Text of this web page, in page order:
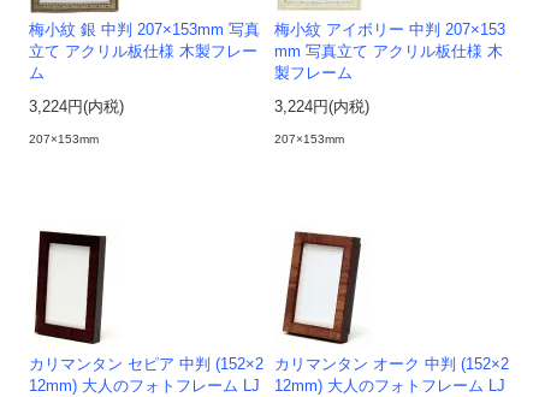
梅小紋 銀 中判 207×153mm 写真
立て アクリル板仕様 木製フレー
ム
3,224円(内税)
207×153mm
梅小紋 アイボリー 中判 207×153
mm 写真立て アクリル板仕様 木
製フレーム
3,224円(内税)
207×153mm
カリマンタン セピア 中判 (152×2
12mm) 大人のフォトフレーム LJ
カリマンタン オーク 中判 (152×2
12mm) 大人のフォトフレーム LJ